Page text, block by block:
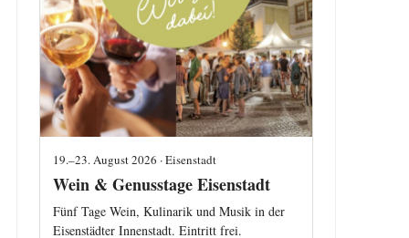
19.–23. August 2026 · Eisenstadt
Wein & Genusstage Eisenstadt
Fünf Tage Wein, Kulinarik und Musik in der
Eisenstädter Innenstadt. Eintritt frei.